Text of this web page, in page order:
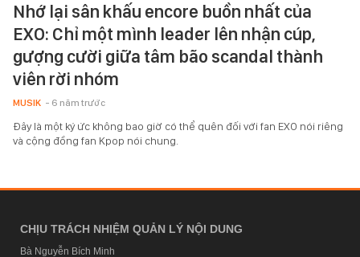
Nhớ lại sân khấu encore buồn nhất của
EXO: Chỉ một mình leader lên nhận cúp,
gượng cười giữa tâm bão scandal thành
viên rời nhóm
MUSIK - 6 năm trước
Đây là một ký ức không bao giờ có thể quên đối với fan EXO nói riêng
và cộng đồng fan Kpop nói chung.
CHỊU TRÁCH NHIỆM QUẢN LÝ NỘI DUNG
Bà Nguyễn Bích Minh